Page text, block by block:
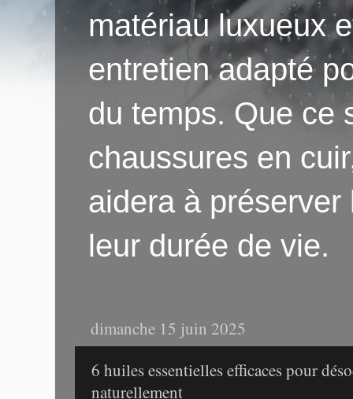
matériau luxueux
entretien adapté
du temps. Que ce
chaussures en
aidera à
leur durée de vie.
dimanche 15 juin 2025
6 huiles essentielles efficaces pour
naturellement